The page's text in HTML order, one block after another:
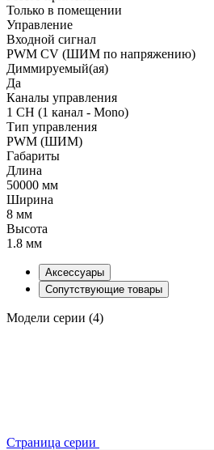
Только в помещении
Управление
Входной сигнал
PWM СV (ШИМ по напряжению)
Диммируемый(ая)
Да
Каналы управления
1 CH (1 канал - Mono)
Тип управления
PWM (ШИМ)
Габариты
Длина
50000 мм
Ширина
8 мм
Высота
1.8 мм
Аксессуары
Сопутствующие товары
Модели серии (4)
Страница серии